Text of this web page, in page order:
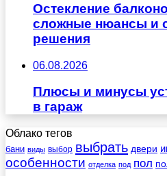
Остекление
сложные нюансы и
решения
06.08.2026
Плюсы и минусы
в гараж
Облако тегов
бани виды выбор выбрать двери
особенности отделка под пол